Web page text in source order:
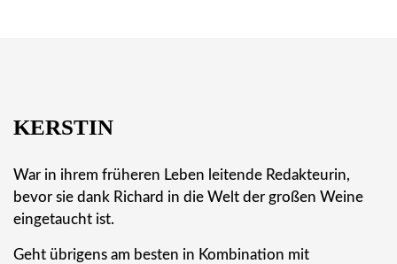
KERSTIN
War in ihrem früheren Leben leitende Redakteurin,
bevor sie dank Richard in die Welt der großen Weine
eingetaucht ist.
Geht übrigens am besten in Kombination mit